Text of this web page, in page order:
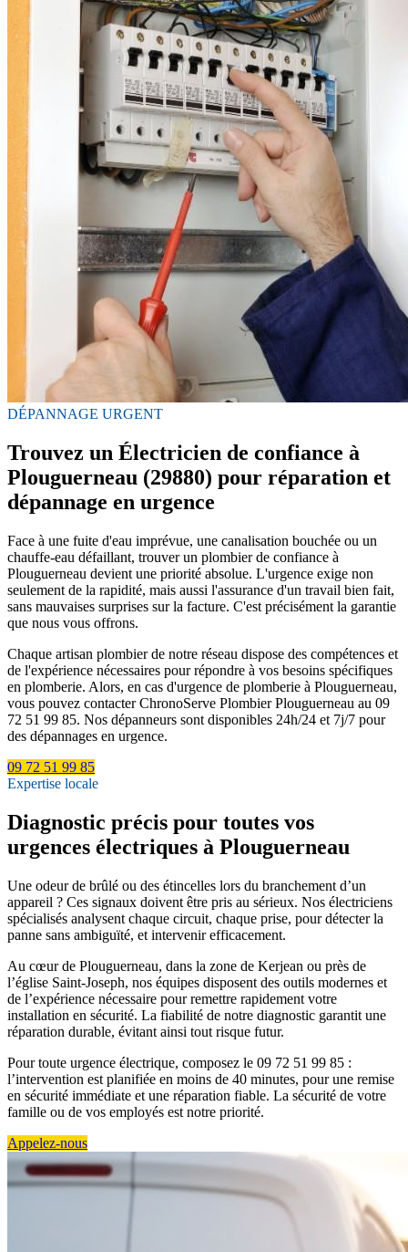
DÉPANNAGE URGENT
Trouvez un Électricien de confiance à
Plouguerneau (29880) pour réparation et
dépannage en urgence
Face à une fuite d'eau imprévue, une canalisation bouchée ou un
chauffe-eau défaillant, trouver un plombier de confiance à
Plouguerneau devient une priorité absolue. L'urgence exige non
seulement de la rapidité, mais aussi l'assurance d'un travail bien fait,
sans mauvaises surprises sur la facture. C'est précisément la garantie
que nous vous offrons.
Chaque artisan plombier de notre réseau dispose des compétences et
de l'expérience nécessaires pour répondre à vos besoins spécifiques
en plomberie. Alors, en cas d'urgence de plomberie à Plouguerneau,
vous pouvez contacter ChronoServe Plombier Plouguerneau au 09
72 51 99 85. Nos dépanneurs sont disponibles 24h/24 et 7j/7 pour
des dépannages en urgence.
09 72 51 99 85
Expertise locale
Diagnostic précis pour toutes vos
urgences électriques à Plouguerneau
Une odeur de brûlé ou des étincelles lors du branchement d’un
appareil ? Ces signaux doivent être pris au sérieux. Nos électriciens
spécialisés analysent chaque circuit, chaque prise, pour détecter la
panne sans ambiguïté, et intervenir efficacement.
Au cœur de Plouguerneau, dans la zone de Kerjean ou près de
l’église Saint-Joseph, nos équipes disposent des outils modernes et
de l’expérience nécessaire pour remettre rapidement votre
installation en sécurité. La fiabilité de notre diagnostic garantit une
réparation durable, évitant ainsi tout risque futur.
Pour toute urgence électrique, composez le 09 72 51 99 85 :
l’intervention est planifiée en moins de 40 minutes, pour une remise
en sécurité immédiate et une réparation fiable. La sécurité de votre
famille ou de vos employés est notre priorité.
Appelez-nous